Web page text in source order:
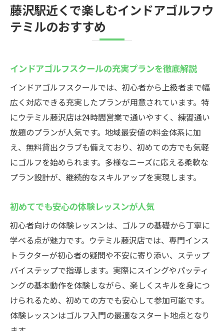
藤沢駅近くで楽しむインドアゴルフウ
テミルのおすすめ
インドアゴルフスクールの充実プランを徹底解説
インドアゴルフスクールでは、初心者から上級者まで幅
広く対応できる充実したプランが用意されています。特
にウテミル藤沢店は24時間営業で通いやすく、練習通い
放題のプランが人気です。地域最安値の料金体系に加
え、無料貸出クラブも備えており、初めての方でも気軽
にゴルフを始められます。多様なニーズに応える柔軟な
プラン設計が、継続的なスキルアップを実現します。
初めてでも安心の体験レッスンが人気
初心者向けの体験レッスンは、ゴルフの基礎から丁寧に
学べる点が魅力です。ウテミル藤沢店では、専門インス
トラクターが初心者の疑問や不安に寄り添い、ステップ
バイステップで指導します。実際にスイングやパッティ
ングの基本動作を体験しながら、楽しくスキルを身につ
けられるため、初めての方でも安心して参加可能です。
体験レッスンはゴルフ入門の最適なスタート地点となり